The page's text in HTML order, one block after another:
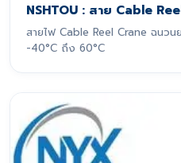
NSHTOU : สาย Cable
สายไฟ Cable Reel Crane ฉนว
-40°C ถึง 60°C